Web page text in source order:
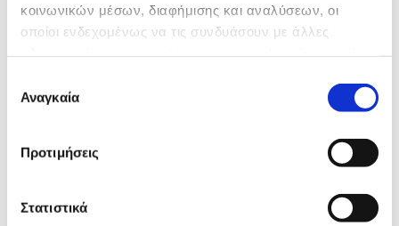
κοινωνικών μέσων, διαφήμισης και αναλύσεων, οι
οποίοι ενδεχομένως να τις συνδυάσουν με άλλες
των υπηρεσιών τους.
συγκατάθεσης
Αναγκαία
Προτιμήσεις
Στατιστικά